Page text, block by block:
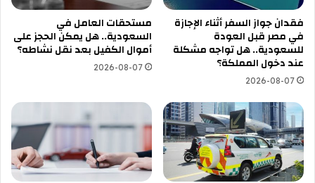
فقدان جواز السفر أثناء الإجازة
في مصر قبل العودة
للسعودية.. هل تواجه مشكلة
عند دخول المملكة؟
2026-08-07
مستحقات العامل في
السعودية.. هل يمكن الحجز على
أموال الكفيل بعد نقل نشاطه؟
2026-08-07